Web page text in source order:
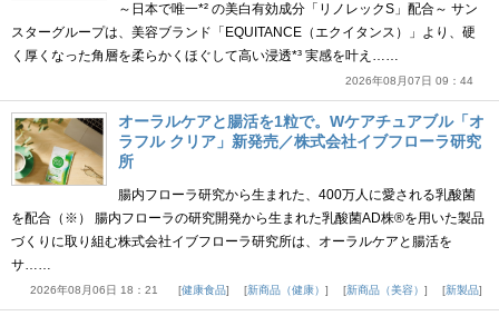
～日本で唯一*² の美白有効成分「リノレックS」配合～ サン
スターグループは、美容ブランド「EQUITANCE（エクイタンス）」より、硬
く厚くなった角層を柔らかくほぐして高い浸透*³ 実感を叶え……
2026年08月07日 09：44
オーラルケアと腸活を1粒で。Wケアチュアブル「オ
ラフル クリア」新発売／株式会社イブフローラ研究
所
腸内フローラ研究から生まれた、400万人に愛される乳酸菌
を配合（※） 腸内フローラの研究開発から生まれた乳酸菌AD株®を用いた製品
づくりに取り組む株式会社イブフローラ研究所は、オーラルケアと腸活を
サ……
2026年08月06日 18：21 健康食品 新商品（健康） 新商品（美容） 新製品